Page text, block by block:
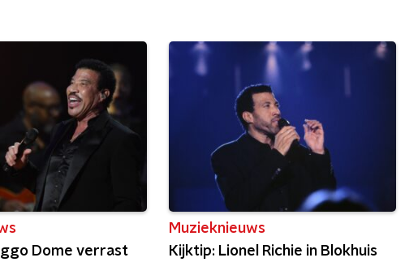
Dome verrast
Muzieknieuws
Kijktip: Lionel Richie in Blokhuis